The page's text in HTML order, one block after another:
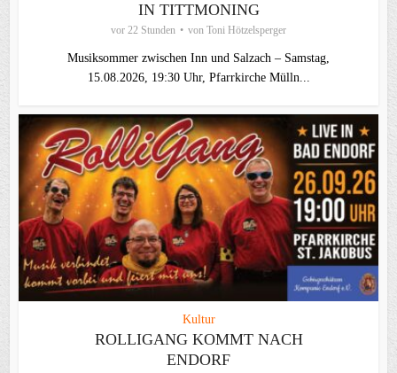
IN TITTMONING
vor 22 Stunden von Toni Hötzelsperger
Musiksommer zwischen Inn und Salzach – Samstag,
15.08.2026, 19:30 Uhr, Pfarrkirche Mülln...
Kultur
ROLLIGANG KOMMT NACH
ENDORF